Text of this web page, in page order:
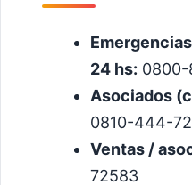
24 hs:
Asociados
0810-444-
Ventas /
72583